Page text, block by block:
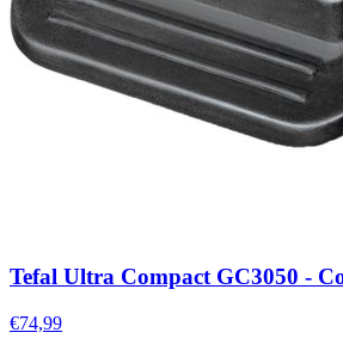
Tefal Ultra Compact GC3050 -
€74,99